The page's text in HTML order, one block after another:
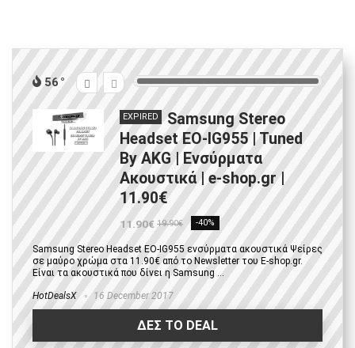
56
EXPIRED
Samsung Stereo
Headset EO-IG955 | Tuned
By AKG | Ενσύρματα
Ακουστικά | e-shop.gr |
11.90€
11.90€ 19.90€ -40%
Samsung Stereo Headset EO-IG955 ενσύρματα ακουστικά Ψείρες
σε μαύρο χρώμα στα 11.90€ από το Newsletter του E-shop.gr.
Είναι τα ακουστικά που δίνει η Samsung ...
HotDealsX 16 December 2017
ΔΕΣ ΤΟ DEAL